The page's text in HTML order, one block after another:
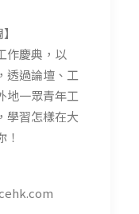
作慶典，以
透過論壇、工
地一眾青年工
學習怎樣在大